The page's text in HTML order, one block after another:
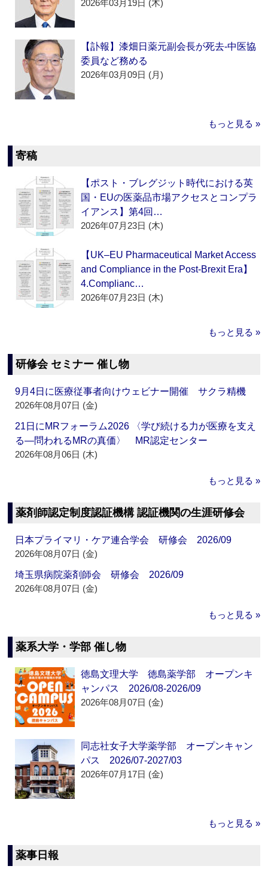
2026年03月19日 (木)
【訃報】漆畑日薬元副会長が死去‐中医協
委員など務める
2026年03月09日 (月)
もっと見る »
寄稿
【ポスト・ブレグジット時代における英
国・EUの医薬品市場アクセスとコンプラ
イアンス】第4回…
2026年07月23日 (木)
【UK–EU Pharmaceutical Market Access
and Compliance in the Post-Brexit Era】
4.Complianc…
2026年07月23日 (木)
もっと見る »
研修会 セミナー 催し物
9月4日に医療従事者向けウェビナー開催 サクラ精機
2026年08月07日 (金)
21日にMRフォーラム2026 〈学び続ける力が医療を支え
る―問われるMRの真価〉 MR認定センター
2026年08月06日 (木)
もっと見る »
薬剤師認定制度認証機構 認証機関の生涯研修会
日本プライマリ・ケア連合学会 研修会 2026/09
2026年08月07日 (金)
埼玉県病院薬剤師会 研修会 2026/09
2026年08月07日 (金)
もっと見る »
薬系大学・学部 催し物
徳島文理大学 徳島薬学部 オープンキ
ャンパス 2026/08-2026/09
2026年08月07日 (金)
同志社女子大学薬学部 オープンキャン
パス 2026/07-2027/03
2026年07月17日 (金)
もっと見る »
薬事日報